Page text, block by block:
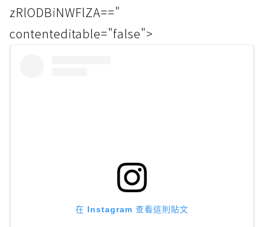
zRlODBiNWFlZA=="
contenteditable="false">
在 Instagram 查看這則貼文